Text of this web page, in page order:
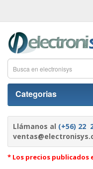
Categorias
Llámanos al (+56) 22
* Los precios publicados